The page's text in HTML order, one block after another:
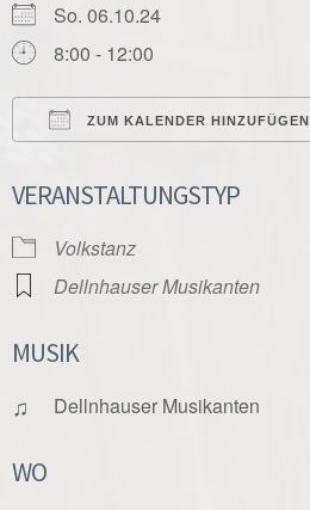
So. 06.10.24
8:00 - 12:00
ZUM KALENDER HINZUFÜGEN
VERANSTALTUNGSTYP
Volkstanz
Dellnhauser Musikanten
MUSIK
♫ Dellnhauser Musikanten
WO